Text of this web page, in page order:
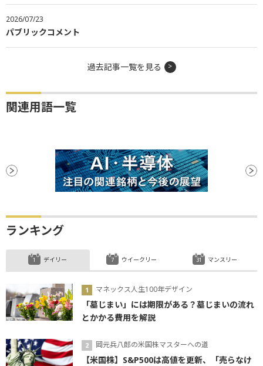
2026/07/23
パブリックコメント
過去記事一覧を見る
関連用語一覧
ランキング
デイリー
マネックス人生100年デザイン
「墓じまい」には期限がある？墓じまいの流れ
とかかる費用を解説
岡元兵八郎の米国株マスターへの道
【米国株】S&P500は高値を更新、「売らなけ
ウイークリー マンスリー